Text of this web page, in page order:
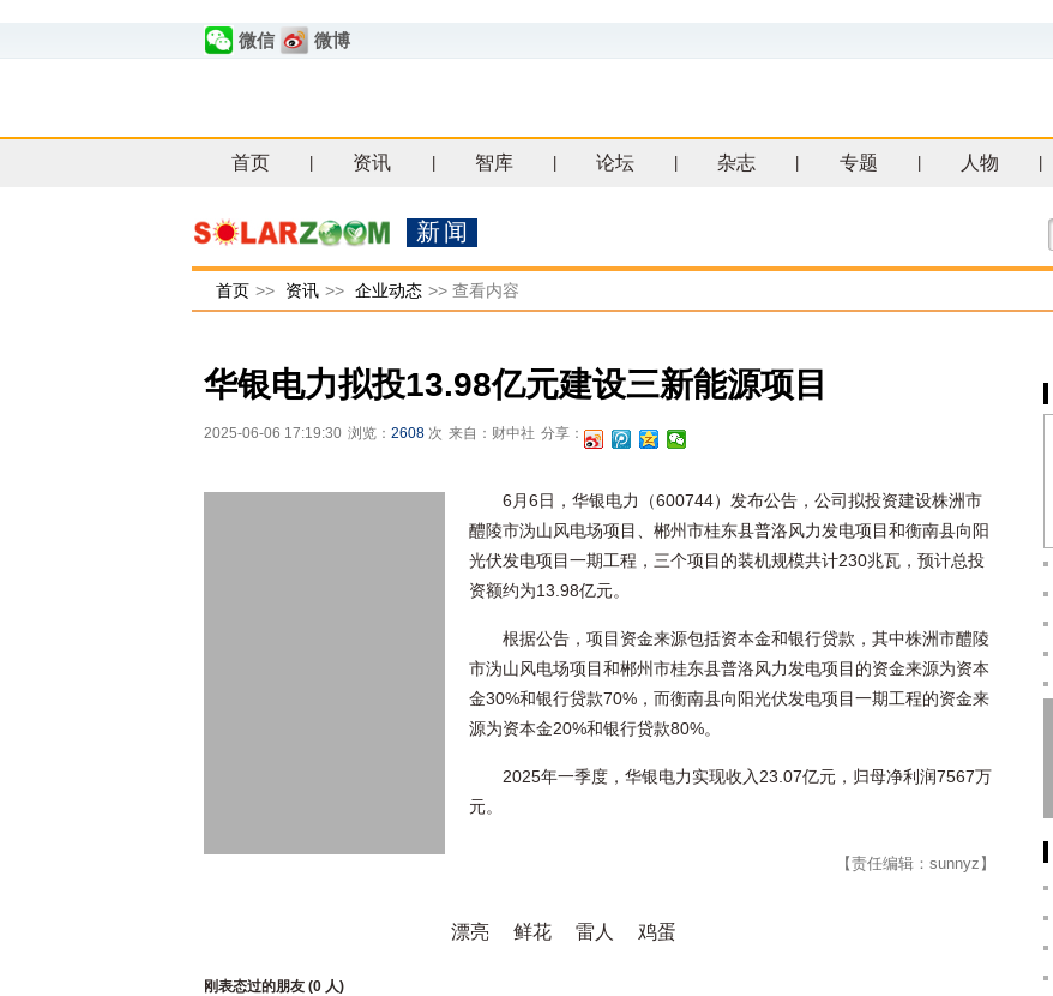
微信 微博
首页 资讯 智库 论坛 杂志 专题 人物
新闻
首页 >> 资讯 >> 企业动态 >> 查看内容
华银电力拟投13.98亿元建设三新能源项目
2025-06-06 17:19:30 浏览： 2608 次 来自：财中社 分享：
6月6日，华银电力（600744）发布公告，公司拟投资建设株洲市
醴陵市沩山风电场项目、郴州市桂东县普洛风力发电项目和衡南县向阳
光伏发电项目一期工程，三个项目的装机规模共计230兆瓦，预计总投
资额约为13.98亿元。
根据公告，项目资金来源包括资本金和银行贷款，其中株洲市醴陵
市沩山风电场项目和郴州市桂东县普洛风力发电项目的资金来源为资本
金30%和银行贷款70%，而衡南县向阳光伏发电项目一期工程的资金来
源为资本金20%和银行贷款80%。
2025年一季度，华银电力实现收入23.07亿元，归母净利润7567万
元。
【责任编辑：sunnyz】
漂亮 鲜花 雷人 鸡蛋
刚表态过的朋友 (0 人)